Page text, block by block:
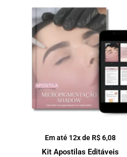
Em até 12x de R$6,08
Kit Apostilas Editáveis